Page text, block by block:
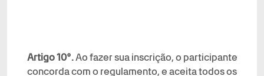
Artigo 10°.Ao fazer sua inscrição, o participante
concorda com o regulamento, e aceita todos os